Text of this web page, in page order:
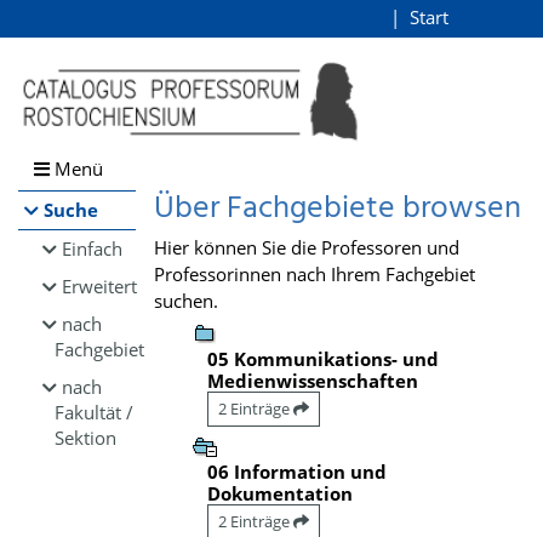
Browsen
direkt zum Inhalt
Start
Menü
Suche
Einfach
Erweitert
nach
Fachgebiet
nach
Fakultät /
Sektion
Über Fachgebiete browsen
Hier können Sie die Professoren und
Professorinnen nach Ihrem Fachgebiet
suchen.
05 Kommunikations- und
Medienwissenschaften
2 Einträge
06 Information und
Dokumentation
2 Einträge